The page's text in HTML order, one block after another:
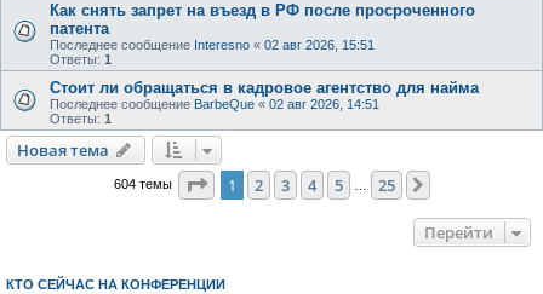
Как снять запрет на въезд в РФ после просроченного
патента
Последнее сообщение Interesno « 02 авг 2026, 15:51
Ответы: 1
Стоит ли обращаться в кадровое агентство для найма
Последнее сообщение BarbeQue « 02 авг 2026, 14:51
Ответы: 1
Новая тема
604 темы Страница из 25
1 2 3 4 5 25
Перейти
КТО СЕЙЧАС НА КОНФЕРЕНЦИИ